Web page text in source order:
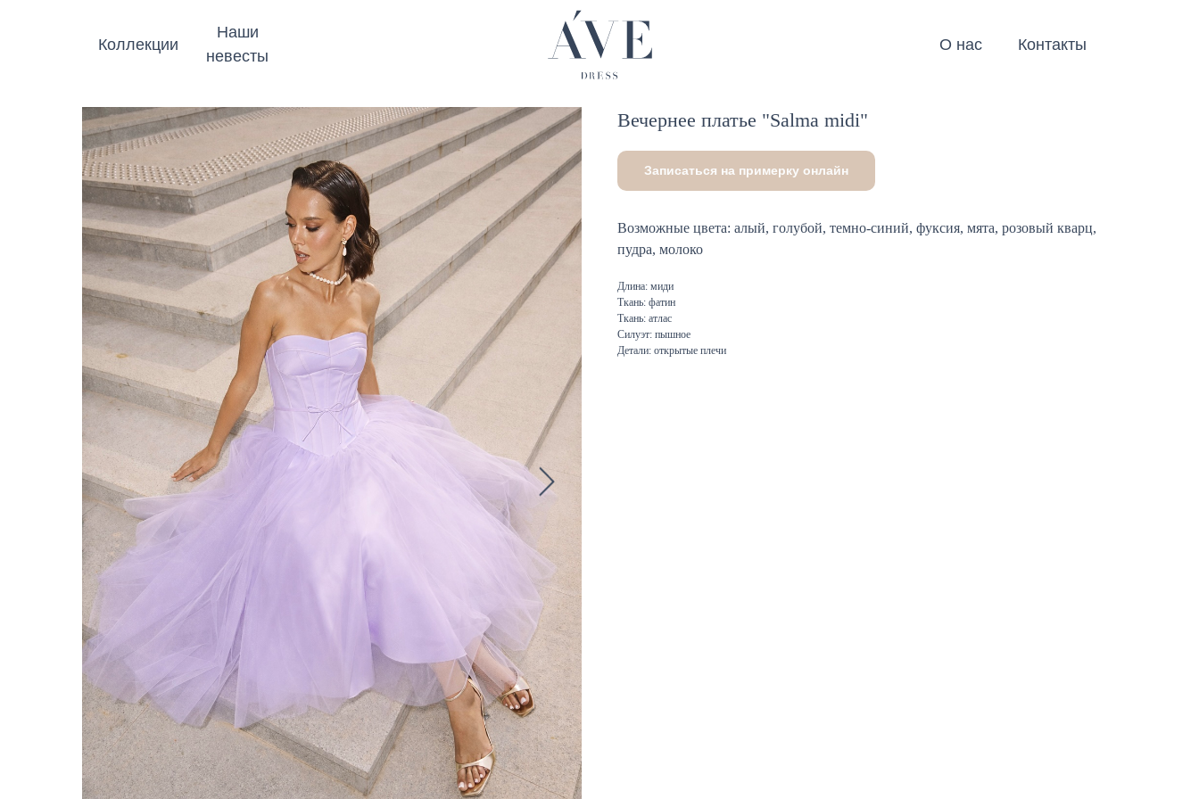
Коллекции
Наши
невесты
О нас Контакты
Вечернее платье "Salma midi"
Записаться на примерку онлайн
Возможные цвета: алый, голубой, темно-синий, фуксия, мята, розовый кварц,
пудра, молоко
Длина: миди
Ткань: фатин
Ткань: атлас
Силуэт: пышное
Детали: открытые плечи